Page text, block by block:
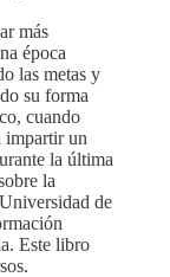
más
época
las metas y
su forma
cuando
impartir un
la última
la
de
Este libro